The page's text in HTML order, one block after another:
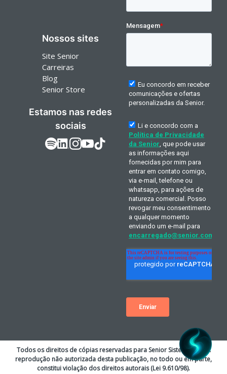
Nossos sites
Site Senior
Carreiras
Blog
Senior Store
Estamos nas redes
sociais
Todos os direitos de cópias reservadas para Senior Sistemas S.A. A
reprodução não autorizada desta publicação, no todo ou em parte,
constitui violação dos direitos autorais (Lei 9.610/98).